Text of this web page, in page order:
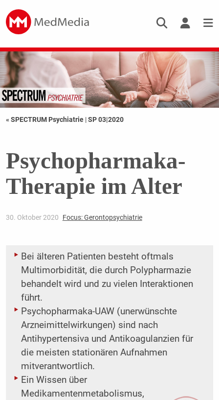
« SPECTRUM Psychiatrie |SP 03|2020
Psychopharmaka-
Therapie im Alter
30. Oktober 2020 Focus: Gerontopsychiatrie
Bei älteren Patienten besteht oftmals
Multimorbidität, die durch Polypharmazie
behandelt wird und zu vielen Interaktionen
führt.
Psychopharmaka-UAW (unerwünschte
Arzneimittelwirkungen) sind nach
Antihypertensiva und Antikoagulanzien für
die meisten stationären Aufnahmen
mitverantwortlich.
Ein Wissen über
Medikamentenmetabolismus,